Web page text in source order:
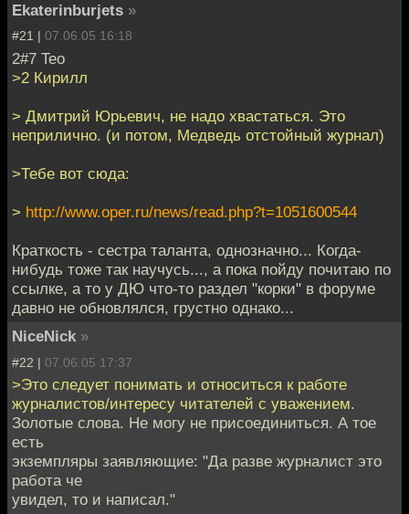
Ekaterinburjets »
#21 | 07.06.05 16:18
2#7 Teo
>2 Кирилл
> Дмитрий Юрьевич, не надо хвастаться. Это
неприлично. (и потом, Медведь отстойный журнал)
>Тебе вот сюда:
> http://www.oper.ru/news/read.php?t=1051600544
Краткость - сестра таланта, однозначно... Когда-
нибудь тоже так научусь..., а пока пойду почитаю по
ссылке, а то у ДЮ что-то раздел "корки" в форуме
давно не обновлялся, грустно однако...
NiceNick »
#22 | 07.06.05 17:37
>Это следует понимать и относиться к работе
журналистов/интересу читателей с уважением.
Золотые слова. Не могу не присоединиться. А тое
есть
экземпляры заявляющие: "Да разве журналист это
работа че
увидел, то и написал."